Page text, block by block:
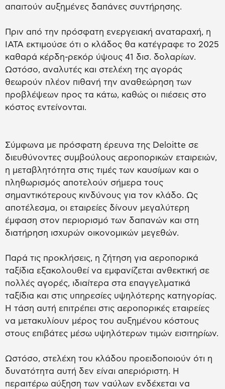
απαιτούν αυξημένες δαπάνες συντήρησης.
Πριν από την πρόσφατη ενεργειακή αναταραχή, η
IATA εκτιμούσε ότι ο κλάδος θα κατέγραφε το 2025
καθαρά κέρδη-ρεκόρ ύψους 41 δισ. δολαρίων.
Ωστόσο, αναλυτές και στελέχη της αγοράς
θεωρούν πλέον πιθανή την αναθεώρηση των
προβλέψεων προς τα κάτω, καθώς οι πιέσεις στο
κόστος εντείνονται.
Σύμφωνα με πρόσφατη έρευνα της Deloitte σε
διευθύνοντες συμβούλους αεροπορικών εταιρειών,
η μεταβλητότητα στις τιμές των καυσίμων και ο
πληθωρισμός αποτελούν σήμερα τους
σημαντικότερους κινδύνους για τον κλάδο. Ως
αποτέλεσμα, οι εταιρείες δίνουν μεγαλύτερη
έμφαση στον περιορισμό των δαπανών και στη
διατήρηση ισχυρών οικονομικών μεγεθών.
Παρά τις προκλήσεις, η ζήτηση για αεροπορικά
ταξίδια εξακολουθεί να εμφανίζεται ανθεκτική σε
πολλές αγορές, ιδιαίτερα στα επαγγελματικά
ταξίδια και στις υπηρεσίες υψηλότερης κατηγορίας.
Η τάση αυτή επιτρέπει στις αεροπορικές εταιρείες
να μετακυλίουν μέρος του αυξημένου κόστους
στους επιβάτες μέσω υψηλότερων τιμών εισιτηρίων.
Ωστόσο, στελέχη του κλάδου προειδοποιούν ότι η
δυνατότητα αυτή δεν είναι απεριόριστη. Η
περαιτέρω αύξηση των ναύλων ενδέχεται να